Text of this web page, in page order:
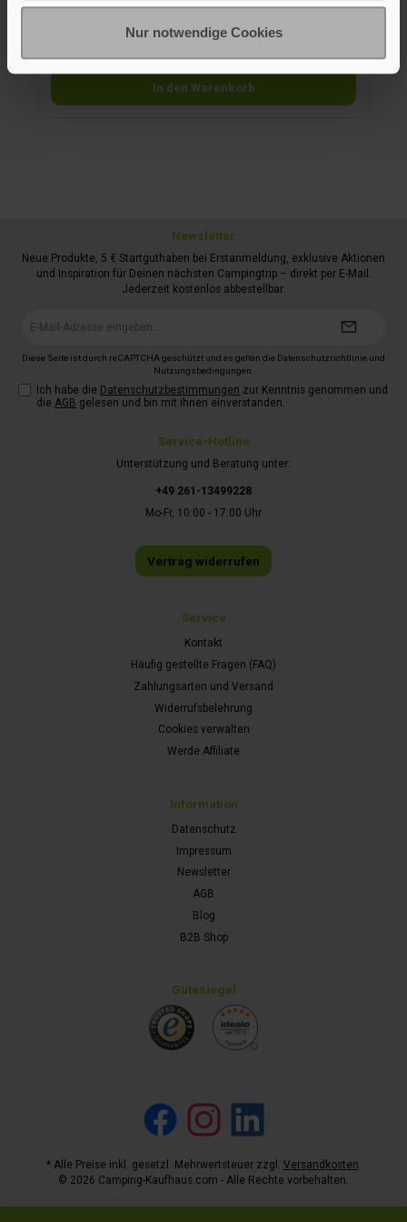
Nur notwendige Cookies
Gleichzeitig schützt er den Fahrzeuglack als extraweiche
Zwischenschicht vor Kratzern und Druckstellen. Der Sleeve
gummiert und können auch ohne Sleeve auf dem Lack
eingesetzt werden – der Sleeve bietet lediglich zusätzlichen
Schutz.
5,95 €*
In den Warenkorb
Service-Hotline
Unterstützung und Beratung unter:
+49 261-13499228
Mo-Fr, 10:00 - 17:00 Uhr
Vertrag widerrufen
Service
Kontakt
Häufig gestellte Fragen (FAQ)
Zahlungsarten und Versand
Widerrufsbelehrung
Cookies verwalten
Werde Affiliate
Information
Datenschutz
Impressum
Newsletter
AGB
Blog
B2B Shop
Gütesiegel
Newsletter
Neue Produkte, 5 € Startguthaben bei Erstanmeldung, exklusive Aktionen
und Inspiration für Deinen nächsten Campingtrip – direkt per E-Mail.
Jederzeit kostenlos abbestellbar.
Diese Seite ist durch reCAPTCHA geschützt und es gelten die Datenschutzrichtlinie und
Nutzungsbedingungen.
Ich habe die Datenschutzbestimmungen zur Kenntnis genommen und
die AGB gelesen und bin mit ihnen einverstanden.
Facebook Instagram
* Alle Preise inkl. gesetzl. Mehrwertsteuer zzgl. Versandkosten.
© 2026 Camping-Kaufhaus.com - Alle Rechte vorbehalten.